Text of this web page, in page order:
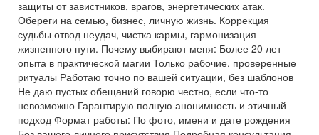
защиты от завистников, врагов, энергетических атак.
Обереги на семью, бизнес, личную жизнь. Коррекция
судьбы отвод неудач, чистка кармы, гармонизация
жизненного пути. Почему выбирают меня: Более 20 лет
опыта в практической магии Только рабочие, проверенные
ритуалы Работаю точно по вашей ситуации, без шаблонов
Не даю пустых обещаний говорю честно, если что-то
невозможно Гарантирую полную анонимность и этичный
подход Формат работы: По фото, имени и дате рождения